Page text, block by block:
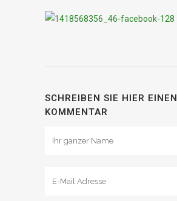
SCHREIBEN SIE HIER EINEN
KOMMENTAR